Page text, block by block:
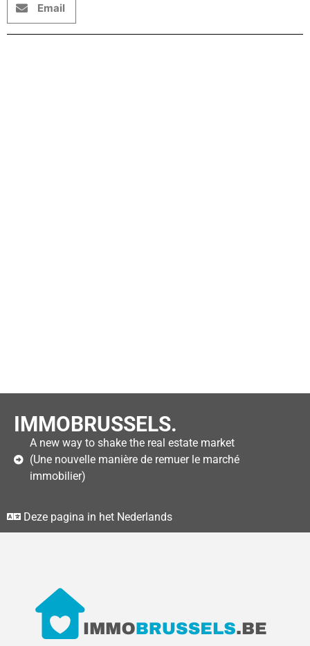
Email
IMMOBRUSSELS.
A new way to shake the real estate market
(Une nouvelle manière de remuer le marché
immobilier)
Deze pagina in het Nederlands